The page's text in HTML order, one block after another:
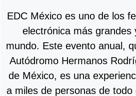
EDC México es uno de los
electrónica más grandes
mundo. Este evento anual,
Autódromo Hermanos
de México, es una
a miles de personas de